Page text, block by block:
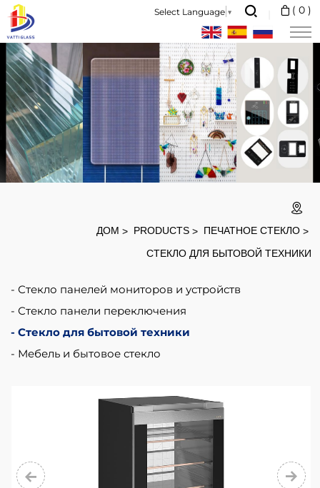
Select Language ▼ ( 0 )
Custom
3mm
4mm
5mm
Touch
Control
Silk
Printing
Glass
Panel
Sliding
Freezer
ДОМ PRODUCTS
ПЕЧАТНОЕ СТЕКЛО
СТЕКЛО ДЛЯ БЫТОВОЙ ТЕХНИКИ
Стекло панелей мониторов и устройств
Стекло панели переключения
Стекло для бытовой техники
Мебель и бытовое стекло